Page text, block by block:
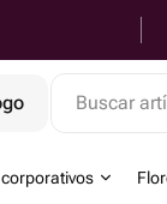
Buscar